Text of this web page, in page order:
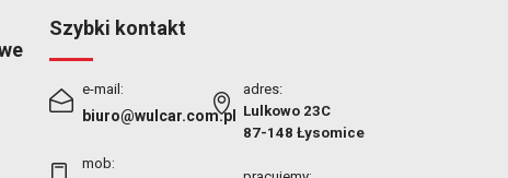
Szybki kontakt
e-mail:
biuro@wulcar.com.pl
mob:
adres:
Lulkowo 23C
87-148 Łysomice